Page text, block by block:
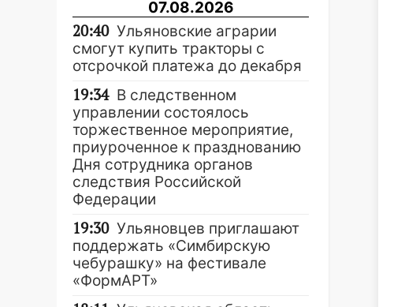
07.08.2026
20:40 Ульяновские аграрии
смогут купить тракторы с
отсрочкой платежа до декабря
19:34 В следственном
управлении состоялось
торжественное мероприятие,
приуроченное к празднованию
Дня сотрудника органов
следствия Российской
Федерации
19:30 Ульяновцев приглашают
поддержать «Симбирскую
чебурашку» на фестивале
«ФормАРТ»